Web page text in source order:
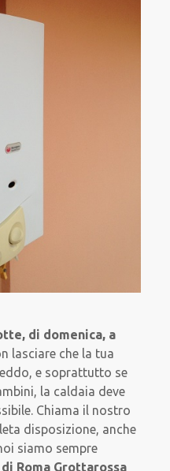
di domenica, a
lasciare che la tua
e soprattutto se
la caldaia deve
Chiama il nostro
disposizione, anche
siamo sempre
Roma Grottarossa